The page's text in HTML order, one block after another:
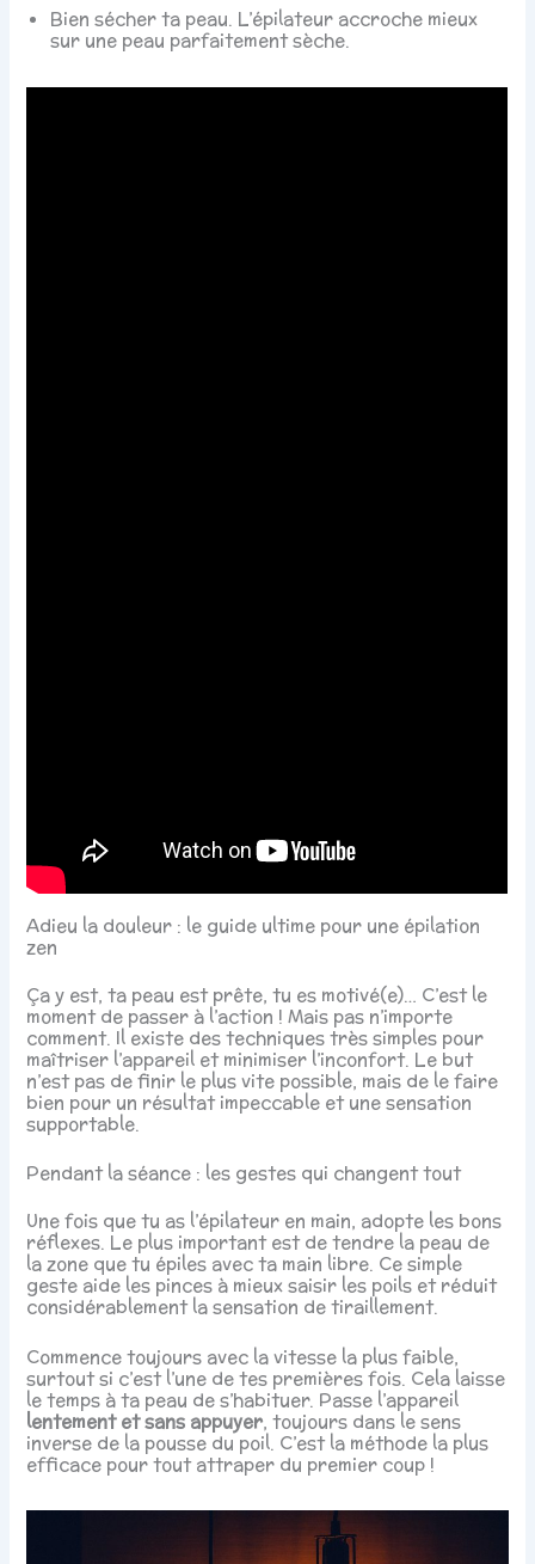
Bien sécher ta peau. L’épilateur accroche mieux
sur une peau parfaitement sèche.
Adieu la douleur : le guide ultime pour une épilation
zen
Ça y est, ta peau est prête, tu es motivé(e)… C’est le
moment de passer à l’action ! Mais pas n’importe
comment. Il existe des techniques très simples pour
maîtriser l’appareil et minimiser l’inconfort. Le but
n’est pas de finir le plus vite possible, mais de le faire
bien pour un résultat impeccable et une sensation
supportable.
Pendant la séance : les gestes qui changent tout
Une fois que tu as l’épilateur en main, adopte les bons
réflexes. Le plus important est de tendre la peau de
la zone que tu épiles avec ta main libre. Ce simple
geste aide les pinces à mieux saisir les poils et réduit
considérablement la sensation de tiraillement.
Commence toujours avec la vitesse la plus faible,
surtout si c’est l’une de tes premières fois. Cela laisse
le temps à ta peau de s’habituer. Passe l’appareil
lentement et sans appuyer, toujours dans le sens
inverse de la pousse du poil. C’est la méthode la plus
efficace pour tout attraper du premier coup !